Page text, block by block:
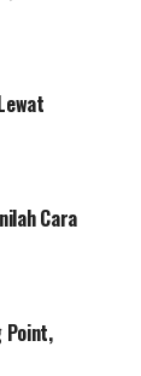
Cara
Point,